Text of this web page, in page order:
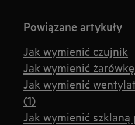
Powiązane artykuły
Jak wymienić czujnik
Jak wymienić
Jak wymienić
(1)
Jak wymienić szklaną